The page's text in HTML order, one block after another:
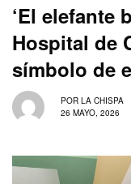
‘El elefante
Hospital de
símbolo de
POR LA CHISPA
26 MAYO, 2026